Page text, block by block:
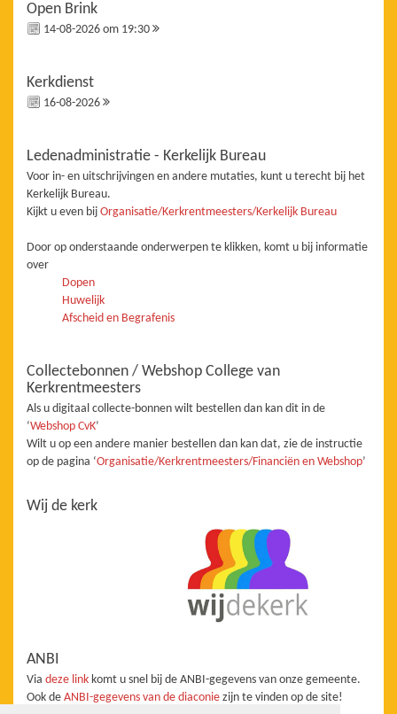
Open Brink
14-08-2026 om 19:30
Kerkdienst
16-08-2026
Ledenadministratie - Kerkelijk Bureau
Voor in- en uitschrijvingen en andere mutaties, kunt u terecht bij het
Kerkelijk Bureau.
Kijkt u even bij Organisatie/Kerkrentmeesters/Kerkelijk Bureau
Door op onderstaande onderwerpen te klikken, komt u bij informatie
over
Dopen
Huwelijk
Afscheid en Begrafenis
Collectebonnen / Webshop College van
Kerkrentmeesters
Als u digitaal collecte-bonnen wilt bestellen dan kan dit in de
‘Webshop CvK’
Wilt u op een andere manier bestellen dan kan dat, zie de instructie
op de pagina ‘Organisatie/Kerkrentmeesters/Financiën en Webshop’
Wij de kerk
ANBI
Via deze link komt u snel bij de ANBI-gegevens van onze gemeente.
Ook de ANBI-gegevens van de diaconie zijn te vinden op de site!